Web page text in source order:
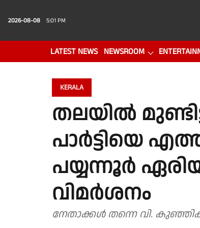
2026-08-08 5:01 PM
LATEST NEWS NEWSROOM
KERALA
തലയിൽ
പാർട്ടിയെ
പയ്യന്നൂർ ഏരിയ
വിമർശനം
നേതാക്കൾ തന്നെ വി.